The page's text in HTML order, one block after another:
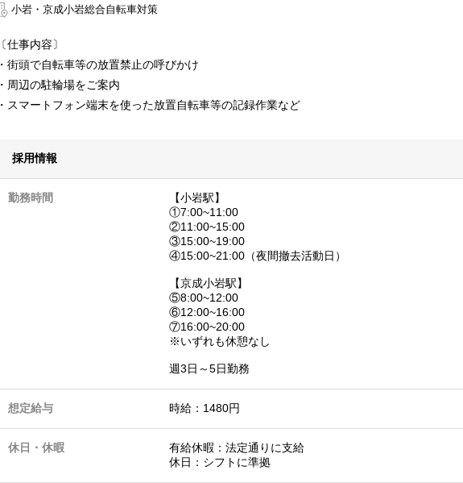
小岩・京成小岩総合自転車対策
〔仕事内容〕
・街頭で自転車等の放置禁止の呼びかけ
・周辺の駐輪場をご案内
・スマートフォン端末を使った放置自転車等の記録作業など
採用情報
勤務時間
【小岩駅】
①7:00~11:00
②11:00~15:00
③15:00~19:00
④15:00~21:00（夜間撤去活動日）
【京成小岩駅】
⑤8:00~12:00
⑥12:00~16:00
⑦16:00~20:00
※いずれも休憩なし
週3日～5日勤務
想定給与 時給：1480円
休日・休暇
有給休暇：法定通りに支給
休日：シフトに準拠